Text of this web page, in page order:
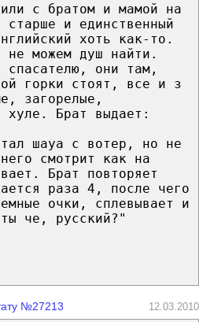
с братом и мамой на
и единственный
хоть как-то.
не можем душ найти.
спасателю, они там,
горки стоят, все и з
загорелые,
хуле. Брат выдает:
шауа с вотер, но не
смотрит как на
Брат повторяет
раза 4, после чего
очки, сплевывает и
че, русский?"
№27213 12.03.2010